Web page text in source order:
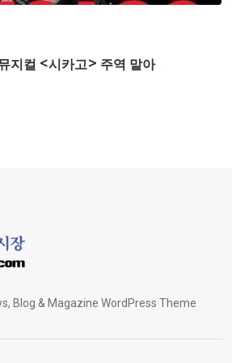
지컬 <시카고> 주역 맡아
Blog & Magazine WordPress Theme